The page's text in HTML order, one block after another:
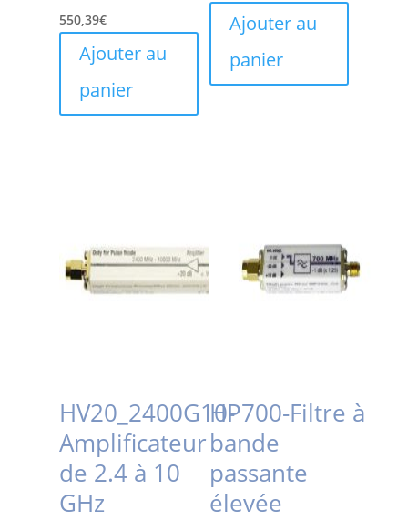
550,39€
Ajouter au
panier
Ajouter au
panier
HV20_2400G10-
Amplificateur
de 2.4 à 10
GHz
HP700-Filtre à
bande
passante
élevée